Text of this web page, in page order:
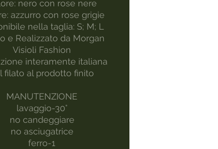
nero con rose nere
azzurro con rose grigie
nella taglia: S; M; L
e Realizzato da Morgan
Visioli Fashion
interamente italiana
filato al prodotto finito​
MANUTENZIONE
lavaggio-30°
no candeggiare
no asciugatrice
ferro-1